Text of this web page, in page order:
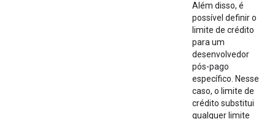
Além disso, é
possível definir o
limite de crédito
para um
desenvolvedor
pós-pago
específico. Nesse
caso, o limite de
crédito substitui
qualquer limite